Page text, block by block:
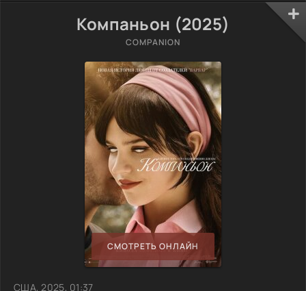
Компаньон (2025)
COMPANION
СМОТРЕТЬ ОНЛАЙН
США, 2025, 01:37